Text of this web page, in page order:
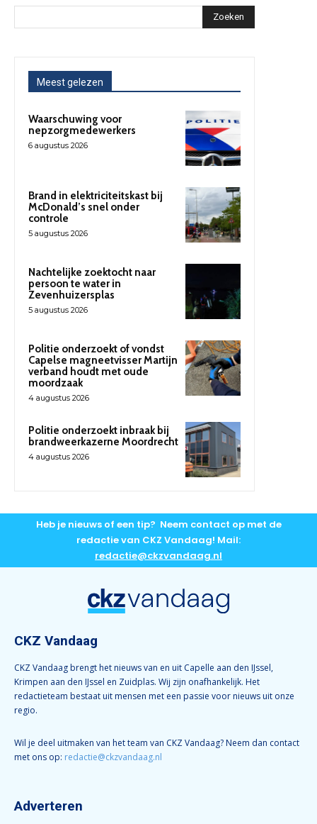
Zoeken
Meest gelezen
Waarschuwing voor
nepzorgmedewerkers
6 augustus 2026
Brand in elektriciteitskast bij
McDonald’s snel onder
controle
5 augustus 2026
Nachtelijke zoektocht naar
persoon te water in
Zevenhuizersplas
5 augustus 2026
Politie onderzoekt of vondst
Capelse magneetvisser Martijn
verband houdt met oude
moordzaak
4 augustus 2026
Politie onderzoekt inbraak bij
brandweerkazerne Moordrecht
4 augustus 2026
Heb je nieuws of een tip? Neem contact op met de
redactie van CKZ Vandaag! Mail:
redactie@ckzvandaag.nl
CKZ Vandaag
CKZ Vandaag brengt het nieuws van en uit Capelle aan den IJssel,
Krimpen aan den IJssel en Zuidplas. Wij zijn onafhankelijk. Het
redactieteam bestaat uit mensen met een passie voor nieuws uit onze
regio.
Wil je deel uitmaken van het team van CKZ Vandaag? Neem dan contact
met ons op: redactie@ckzvandaag.nl
Adverteren